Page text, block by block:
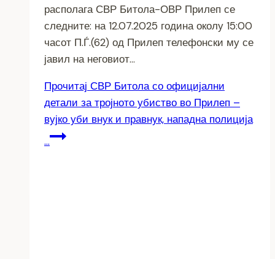
располага СВР Битола-ОВР Прилеп се
следните: на 12.07.2025 година околу 15:00
часот П.Ѓ.(62) од Прилеп телефонски му се
јавил на неговиот…
Прочитај СВР Битола со официјални
детали за тројното убиство во Прилеп –
вујко уби внук и правнук, нападна полиција
…